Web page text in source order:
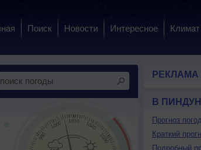
Поиск Новости Интересное Климат
РЕКЛАМА
В
Прогноз
Краткий
Подробный